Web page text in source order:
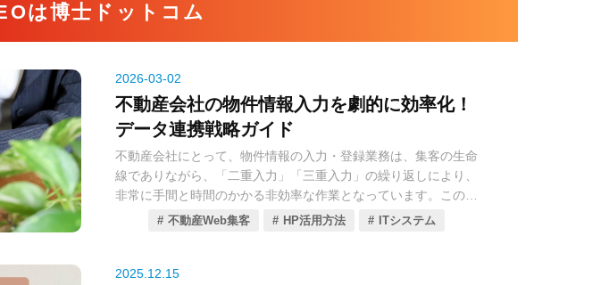
LIXIL不動産ショップ
ト
は博士ドットコム
2026-03-02
不動産会社の物件情報入力を劇的に効率化！
データ連携戦略ガイド
不動産会社にとって、物件情報の入力・登録業務は、集客の生命
線でありながら、「二重入力」「三重入力」の繰り返しにより、
非常に手間と時間のかかる非効率な作業となっています。この非
効率さは、担当者の大きな負担となるだけでなく、情報公開の遅
ードと情報の正確性を劇的に向上させる鍵となるのが、「データ
不動産Web集客 HP活用方法 ITシステム
2025.12.15